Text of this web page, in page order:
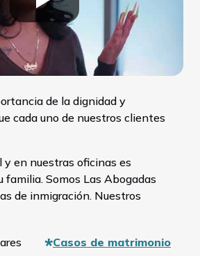
de la dignidad y
cada uno de nuestros clientes
en nuestras oficinas es
familia. Somos Las Abogadas
de inmigración. Nuestros
Casos de matrimonio